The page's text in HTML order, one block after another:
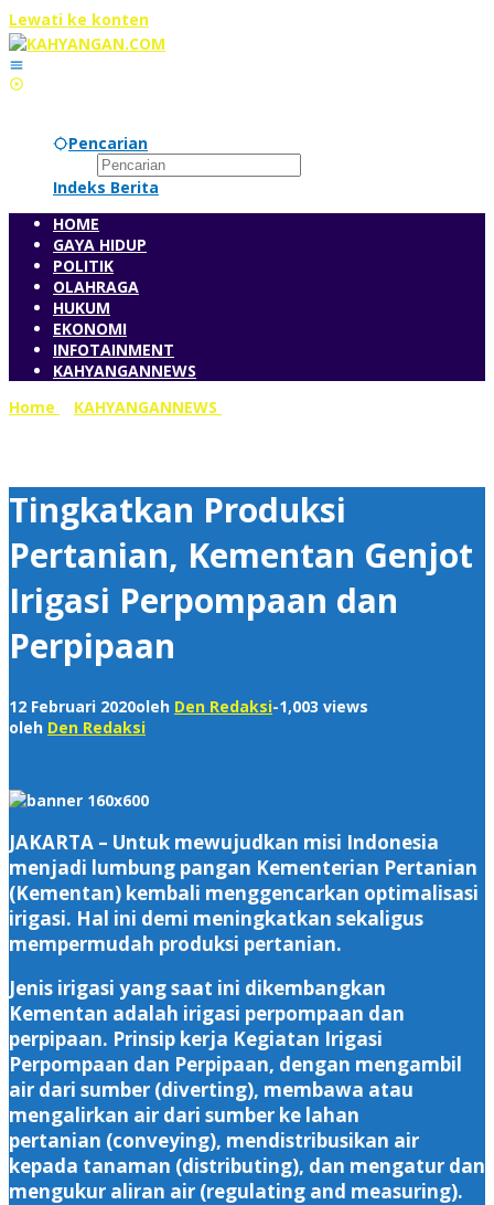
Lewati ke konten
Pencarian
Indeks Berita
HOME
GAYA HIDUP
POLITIK
OLAHRAGA
HUKUM
EKONOMI
INFOTAINMENT
KAHYANGANNEWS
Home
KAHYANGANNEWS
Tingkatkan Produksi
Pertanian, Kementan Genjot
Irigasi Perpompaan dan
Perpipaan
12 Februari 2020oleh Den Redaksi-1,003 views
oleh Den Redaksi
JAKARTA – Untuk mewujudkan misi Indonesia
menjadi lumbung pangan Kementerian Pertanian
(Kementan) kembali menggencarkan optimalisasi
irigasi. Hal ini demi meningkatkan sekaligus
mempermudah produksi pertanian.
Jenis irigasi yang saat ini dikembangkan
Kementan adalah irigasi perpompaan dan
perpipaan. Prinsip kerja Kegiatan Irigasi
Perpompaan dan Perpipaan, dengan mengambil
air dari sumber (diverting), membawa atau
mengalirkan air dari sumber ke lahan
pertanian (conveying), mendistribusikan air
kepada tanaman (distributing), dan mengatur dan
mengukur aliran air (regulating and measuring).